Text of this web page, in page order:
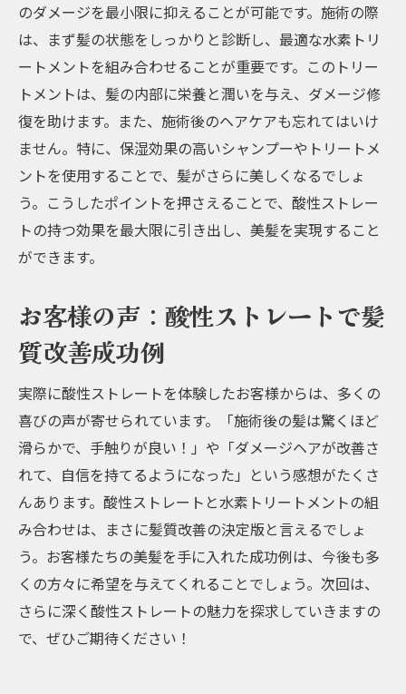
のダメージを最小限に抑えることが可能です。施術の際
は、まず髪の状態をしっかりと診断し、最適な水素トリ
ートメントを組み合わせることが重要です。このトリー
トメントは、髪の内部に栄養と潤いを与え、ダメージ修
復を助けます。また、施術後のヘアケアも忘れてはいけ
ません。特に、保湿効果の高いシャンプーやトリートメ
ントを使用することで、髪がさらに美しくなるでしょ
う。こうしたポイントを押さえることで、酸性ストレー
トの持つ効果を最大限に引き出し、美髪を実現すること
ができます。
お客様の声：酸性ストレートで髪
質改善成功例
実際に酸性ストレートを体験したお客様からは、多くの
喜びの声が寄せられています。「施術後の髪は驚くほど
滑らかで、手触りが良い！」や「ダメージヘアが改善さ
れて、自信を持てるようになった」という感想がたくさ
んあります。酸性ストレートと水素トリートメントの組
み合わせは、まさに髪質改善の決定版と言えるでしょ
う。お客様たちの美髪を手に入れた成功例は、今後も多
くの方々に希望を与えてくれることでしょう。次回は、
さらに深く酸性ストレートの魅力を探求していきますの
で、ぜひご期待ください！